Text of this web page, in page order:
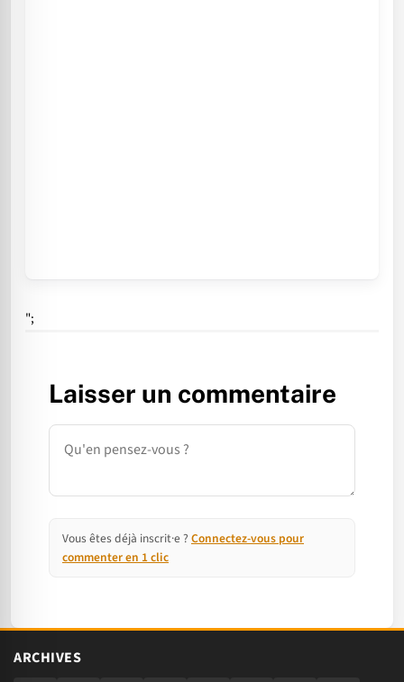
";
Laisser un commentaire
Commentaire
Vous êtes déjà inscrit·e ? Connectez-vous pour
commenter en 1 clic
ARCHIVES